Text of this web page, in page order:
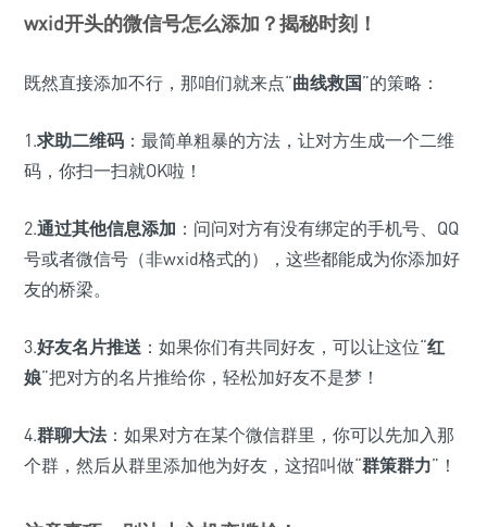
wxid开头的微信号怎么添加？揭秘时刻！
既然直接添加不行，那咱们就来点“曲线救国”的策略：
1.求助二维码 ：最简单粗暴的方法，让对方生成一个二维
码，你扫一扫就OK啦！
2.通过其他信息添加 ：问问对方有没有绑定的手机号、QQ
号或者微信号（非wxid格式的），这些都能成为你添加好
友的桥梁。
3.好友名片推送 ：如果你们有共同好友，可以让这位“红
娘”把对方的名片推给你，轻松加好友不是梦！
4.群聊大法：如果对方在某个微信群里，你可以先加入那
个群，然后从群里添加他为好友，这招叫做“群策群力”！